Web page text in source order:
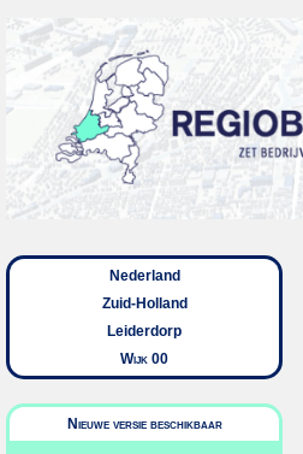
Nederland
Zuid-Holland
Leiderdorp
Wijk 00
Nieuwe versie beschikbaar